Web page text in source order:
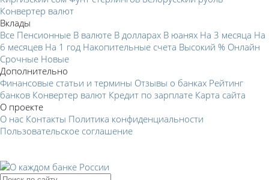
Конвертер валют
Вклады
Все Пенсионные В валюте В долларах В юанях На 3 месяца На
6 месяцев На 1 год Накопительные счета Высокий % Онлайн
Срочные Новые
Дополнительно
Финансовые статьи и термины Отзывы о банках Рейтинг
банков Конвертер валют Кредит по зарплате Карта сайта
О проекте
О нас Контакты Политика конфиденциальности
Пользовательское соглашение